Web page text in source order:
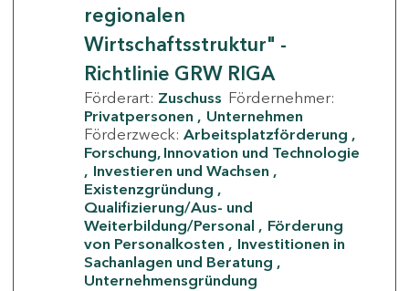
regionalen
Wirtschaftsstruktur" -
Richtlinie GRW RIGA
Förderart: Zuschuss Fördernehmer:
Privatpersonen
Unternehmen
Förderzweck: Arbeitsplatzförderung
Forschung, Innovation und Technologie
Investieren und Wachsen
Existenzgründung
Qualifizierung/Aus- und
Weiterbildung/Personal
Förderung
von Personalkosten
Investitionen in
Sachanlagen und Beratung
Unternehmensgründung